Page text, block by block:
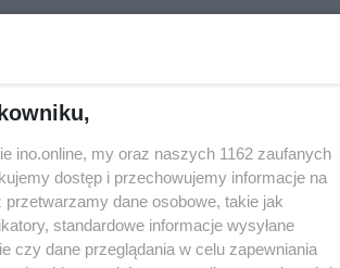
ino.online, my oraz naszych 1162 zaufanych
dostęp i przechowujemy informacje na
przetwarzamy dane osobowe, takie jak
standardowe informacje wysyłane
czy dane przeglądania w celu zapewniania